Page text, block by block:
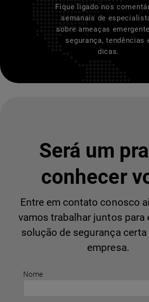
Fique ligado nos
semanais de
sobre ameaças
segurança, tendências
dicas.
Nome
Será um
conhecer
Entre em contato conosco
vamos trabalhar juntos para
solução de segurança certa
empresa.